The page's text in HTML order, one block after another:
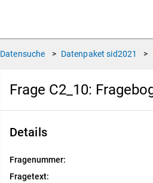
Datensuche > Datenpaket sid2021 >
Frage C2_10:
Details
Fragenummer:
Fragetext: